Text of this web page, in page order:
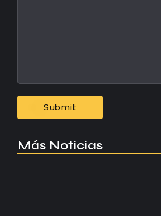
Más Noticias